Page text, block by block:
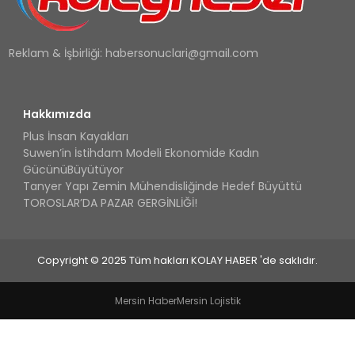
Reklam & İşbirliği: habersonuclari@gmail.com
Hakkımızda
Plus İnsan Kayakları
Suwen’in İstihdam Modeli Ekonomide Kadın
GücünüBüyütüyor
Tanyer Yapı Zemin Mühendisliğinde Hedef Büyüttü
TOROSLAR’DA PAZAR GERGİNLİĞİ!
Copyright © 2025 Tüm hakları KOLAY HABER 'de saklıdır.
Mersin HaberMersin Lojistik